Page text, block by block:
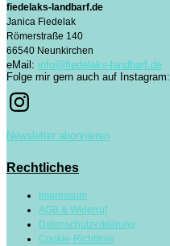
fiedelaks-landbarf.de
Janica Fiedelak
Römerstraße 140
66540 Neunkirchen
eMail: info@fiedelaks-landbarf.de
Folge mir gern auch auf Instagram:
Newsletter abonnieren
Rechtliches
Impressum
AGB & Widerruf
Datenschutzerklärung
Cookie-Richtlinie